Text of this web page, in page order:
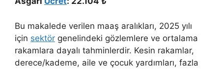
Bu makalede verilen maaş aralıkları, 2025 yılı
için sektör genelindeki gözlemlere ve ortalama
rakamlara dayalı tahminlerdir. Kesin rakamlar,
derece/kademe, aile ve çocuk yardımları, fazla